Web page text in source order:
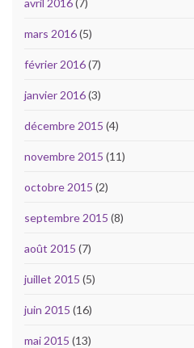
avril 2016(7)
mars 2016(5)
février 2016(7)
janvier 2016(3)
décembre 2015 (4)
novembre 2015 (11)
octobre 2015 (2)
septembre 2015 (8)
août 2015 (7)
juillet 2015 (5)
juin 2015 (16)
mai 2015 (13)